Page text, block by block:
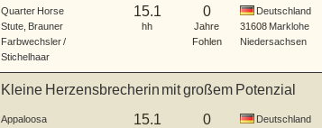
Quarter Horse
Stute Brauner
Farbwechsler /
Stichelhaar
15.1
hh
0
Jahre
Fohlen
Deutschland
31608 Marklohe
Niedersachsen
Kleine Herzensbrecherin mit großem Potenzial
Appaloosa
15.1 0
Deutschland